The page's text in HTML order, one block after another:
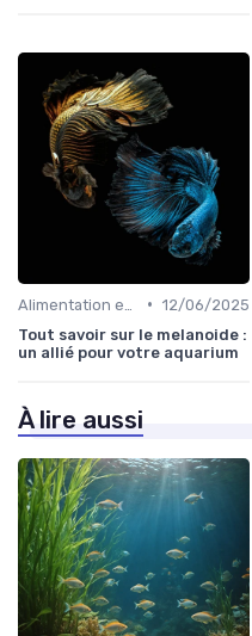
• 12/06/2025
Tout savoir sur le melanoide :
un allié pour votre aquarium
À lire aussi